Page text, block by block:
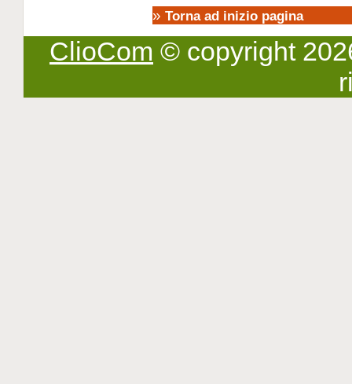
» Torna ad inizio pagina
ClioCom © copyright